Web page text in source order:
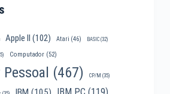
Apple II (102) Atari (46) BASIC(32)
Computador(52)
(467) CP/M (35)